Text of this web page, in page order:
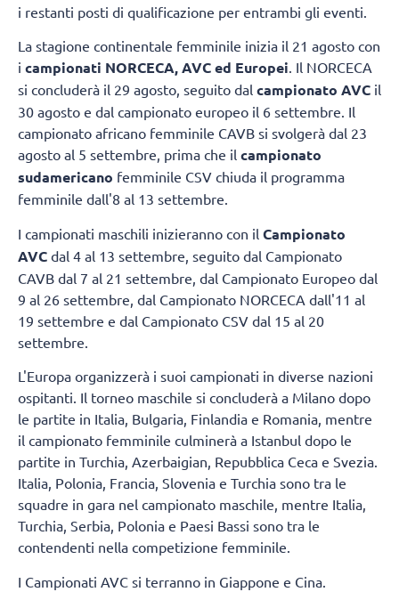
i restanti posti di qualificazione per entrambi gli eventi.
La stagione continentale femminile inizia il 21 agosto con
i campionati NORCECA, AVC ed Europei. Il NORCECA
si concluderà il 29 agosto, seguito dal campionato AVC il
30 agosto e dal campionato europeo il 6 settembre. Il
campionato africano femminile CAVB si svolgerà dal 23
agosto al 5 settembre, prima che il campionato
sudamericano femminile CSV chiuda il programma
femminile dall'8 al 13 settembre.
I campionati maschili inizieranno con il Campionato
AVC dal 4 al 13 settembre, seguito dal Campionato
CAVB dal 7 al 21 settembre, dal Campionato Europeo dal
9 al 26 settembre, dal Campionato NORCECA dall'11 al
19 settembre e dal Campionato CSV dal 15 al 20
settembre.
L'Europa organizzerà i suoi campionati in diverse nazioni
ospitanti. Il torneo maschile si concluderà a Milano dopo
le partite in Italia, Bulgaria, Finlandia e Romania, mentre
il campionato femminile culminerà a Istanbul dopo le
partite in Turchia, Azerbaigian, Repubblica Ceca e Svezia.
Italia, Polonia, Francia, Slovenia e Turchia sono tra le
squadre in gara nel campionato maschile, mentre Italia,
Turchia, Serbia, Polonia e Paesi Bassi sono tra le
contendenti nella competizione femminile.
I Campionati AVC si terranno in Giappone e Cina.